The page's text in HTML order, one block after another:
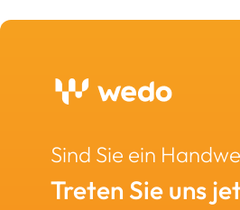
Sind Sie ein
Treten Sie uns